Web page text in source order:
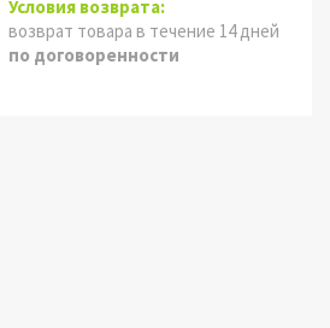
возврат товара в течение 14 дней
по договоренности